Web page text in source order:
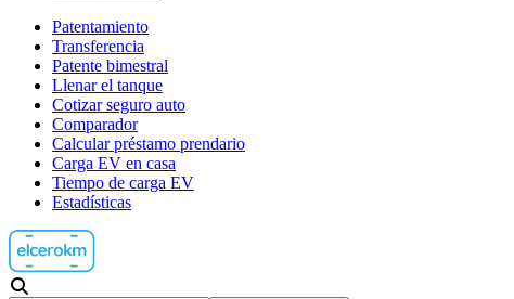
Patentamiento
Transferencia
Patente bimestral
Llenar el tanque
Cotizar seguro auto
Comparador
Calcular préstamo prendario
Carga EV en casa
Tiempo de carga EV
Estadísticas